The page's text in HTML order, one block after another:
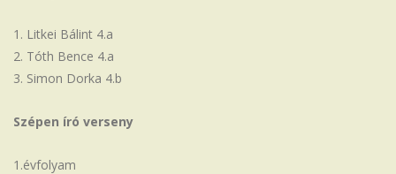
Litkei Bálint 4.a
Tóth Bence 4.a
Simon Dorka 4.b
Szépen író verseny
1.évfolyam